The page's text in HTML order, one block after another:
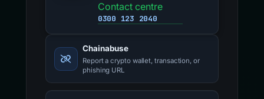
Contact centre
0300 123 2040
Chainabuse
Report a crypto wallet, transaction, or
phishing URL